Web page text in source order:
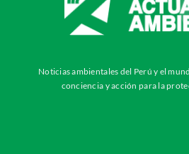
Noticias ambientales del Perú y el
conciencia y acción para la